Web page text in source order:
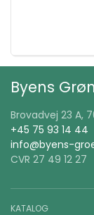
Byens
Brovadvej 23 A,
+45 75 93 14 44
info@byens-
CVR 27 49 12 27
KATALOG